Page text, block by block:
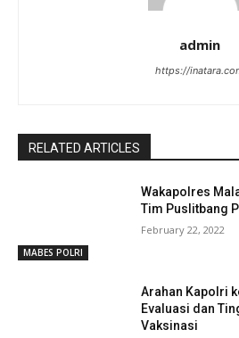
admin
https://
RELATED ARTICLES
MABES POLRI
Wakapolres
Tim Puslitbang
February 22, 2022
Arahan Kapolri
Evaluasi dan
Vaksinasi